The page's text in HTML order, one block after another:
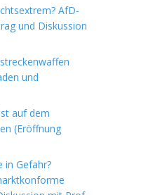
AfD-
und Diskussion
und
auf dem
(Eröffnung
in Gefahr?